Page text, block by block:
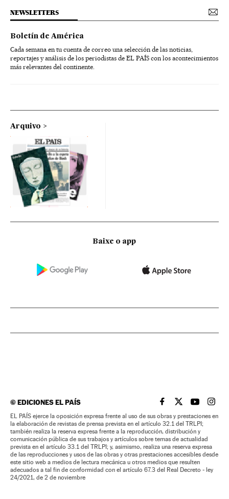
NEWSLETTERS
Boletín de América
Cada semana en tu cuenta de correo una selección de las noticias,
reportajes y análisis de los periodistas de EL PAÍS con los acontecimientos
más relevantes del continente.
Arquivo
Baixe o app
©EDICIONES EL PAÍS EL PAÍS BRASIL EN
EL PAÍSEL PAÍS
EL
EL PAÍS ejerce la oposición expresa frente al uso de sus obras y prestaciones en
la elaboración de revistas de prensa prevista en el artículo 32.1 del TRLPI;
también realiza la reserva expresa frente a la reproducción, distribución y
comunicación pública de sus trabajos y artículos sobre temas de actualidad
prevista en el artículo 33.1 del TRLPI; y, asimismo, realiza una reserva expresa
de las reproducciones y usos de las obras y otras prestaciones accesibles desde
este sitio web a medios de lectura mecánica u otros medios que resulten
adecuados a tal fin de conformidad con el artículo 67.3 del Real Decreto - ley
24/2021, de 2 de noviembre